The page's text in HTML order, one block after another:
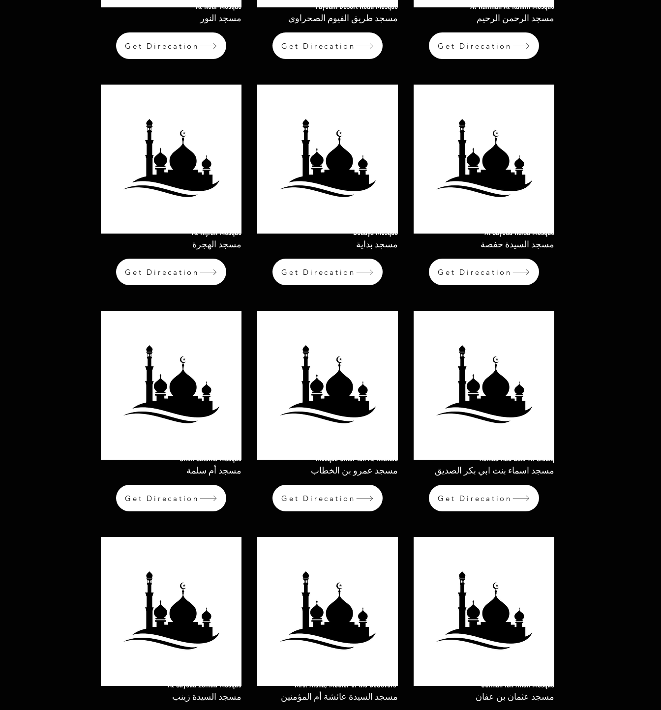
Al-Nour Mosque
مسجد النور
Get Direcation
Al-Hijrah Mosque
مسجد الهجرة
Get Direcation
Umm Salama Mosque
مسجد أم سلمة
Get Direcation
Al-Sayeda Zeinab Mosque
مسجد السيدة زينب
Fayoum Desert Road Mosque
مسجد طريق الفيوم الصحراوي
Get Direcation
Bedaya Mosque
مسجد بداية
Get Direcation
Mosque Omar Ibn Al-Khattab
مسجد عمرو بن الخطاب
Get Direcation
Mrs. Aisha, Mother of the Believers
مسجد السيدة عائشة أم المؤمنين
Al-Rahman Al-Rahim Mosque
مسجد الرحمن الرحيم
Get Direcation
Al Sayeda Hafsa Mosque
مسجد السيدة حفصة
Get Direcation
Asmaa Abu Bakr Al-Siddiq
مسجد اسماء بنت ابي بكر الصديق
Get Direcation
Othman Ibn Affan Mosque
مسجد عثمان بن عفان